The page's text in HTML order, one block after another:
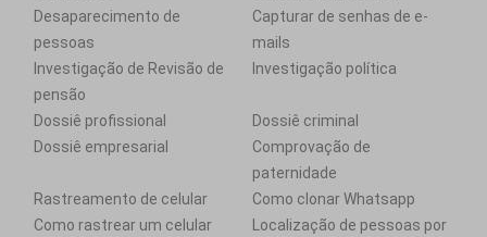
Desaparecimento de
pessoas
Capturar de senhas de e-
mails
Investigação de Revisão de
pensão
Investigação política
Dossiê profissional
Dossiê criminal
Dossiê empresarial
Comprovação de
paternidade
Rastreamento de celular
Como clonar Whatsapp
Como rastrear um celular
Localização de pessoas por